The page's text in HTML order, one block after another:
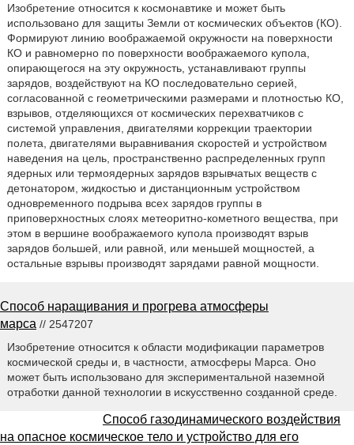
Изобретение относится к космонавтике и может быть
использовано для защиты Земли от космических объектов (КО).
Формируют линию воображаемой окружности на поверхности
КО и равномерно по поверхности воображаемого купола,
опирающегося на эту окружность, устанавливают группы
зарядов, воздействуют на КО последовательно серией,
согласованной с геометрическими размерами и плотностью КО,
взрывов, отделяющихся от космических перехватчиков с
системой управления, двигателями коррекции траектории
полета, двигателями выравнивания скоростей и устройством
наведения на цель, пространственно распределенных групп
ядерных или термоядерных зарядов взрывчатых веществ с
детонатором, жидкостью и дистанционным устройством
одновременного подрыва всех зарядов группы в
приповерхностных слоях метеоритно-кометного вещества, при
этом в вершине воображаемого купола производят взрыв
зарядов большей, или равной, или меньшей мощностей, а
остальные взрывы производят зарядами равной мощности.
Способ наращивания и прогрева атмосферы
марса // 2547207
Изобретение относится к области модификации параметров
космической среды и, в частности, атмосферы Марса. Оно
может быть использовано для экспериментальной наземной
отработки данной технологии в искусственно созданной среде.
Способ газодинамического воздействия
на опасное космическое тело и устройство для его